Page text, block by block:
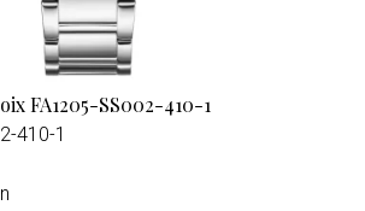
FA1205-SS002-410-1
410-1